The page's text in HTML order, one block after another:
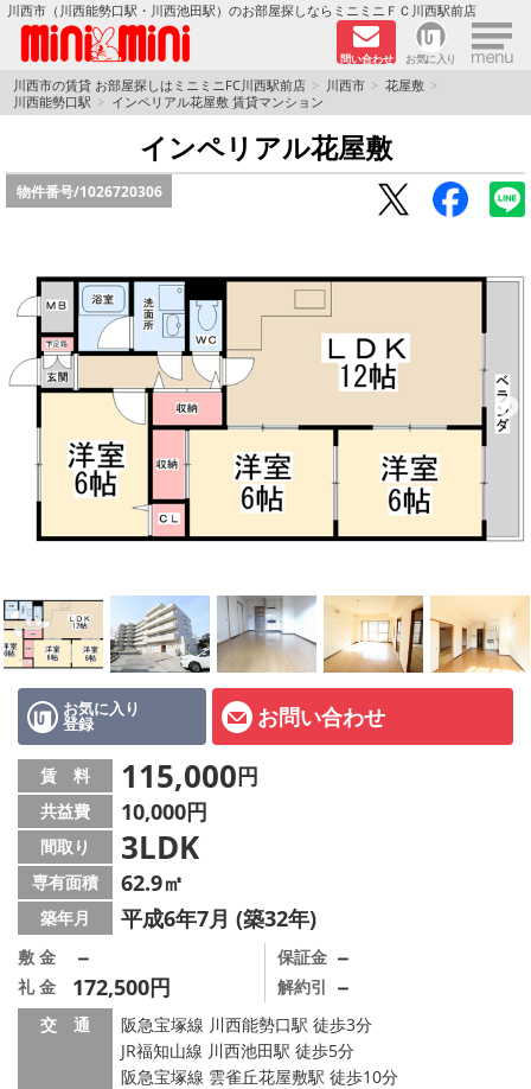
川西市（川西能勢口駅・川西池田駅）のお部屋探しならミニミニＦＣ川西駅前店
問い合わせ お気に入り ×
TOPページ
ペットOKの物件
路線·駅から探す
地域から探す
地図から探す
LINEおともだち
店舗情報·アクセス
会社概要
メールでお問い合わせ
川西市の賃貸 お部屋探しはミニミニFC川西駅前店 川西市
花屋敷
川西能勢口駅
インペリアル花屋敷 賃貸マンション
インペリアル花屋敷
物件番号/1026720306
お気に入り
登録 お問い合わせ
賃 料 115,000円
共益費 10,000円
間取り 3LDK
専有面積 62.9㎡
築年月 平成6年7月 (築32年)
敷 金 －
礼 金 172,500円
保証金 －
解約引 －
交 通
阪急宝塚線 川西能勢口駅 徒歩3分
JR福知山線 川西池田駅 徒歩5分
阪急宝塚線 雲雀丘花屋敷駅 徒歩10分